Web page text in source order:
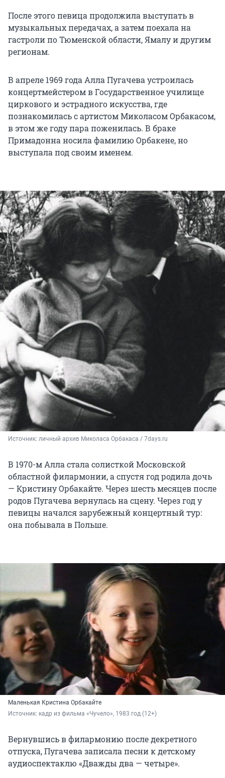
После этого певица продолжила выступать в
музыкальных передачах, а затем поехала на
гастроли по Тюменской области, Ямалу и другим
регионам.
В апреле 1969 года Алла Пугачева устроилась
концертмейстером в Государственное училище
циркового и эстрадного искусства, где
познакомилась с артистом Миколасом Орбакасом,
в этом же году пара поженилась. В браке
Примадонна носила фамилию Орбакене, но
выступала под своим именем.
Источник: личный архив Миколаса Орбакаса / 7days.ru
В 1970-м Алла стала солисткой Московской
областной филармонии, а спустя год родила дочь
— Кристину Орбакайте. Через шесть месяцев после
родов Пугачева вернулась на сцену. Через год у
певицы начался зарубежный концертный тур:
она побывала в Польше.
Маленькая Кристина Орбакайте
Источник: кадр из фильма «Чучело», 1983 год (12+)
Вернувшись в филармонию после декретного
отпуска, Пугачева записала песни к детскому
аудиоспектаклю «Дважды два — четыре».